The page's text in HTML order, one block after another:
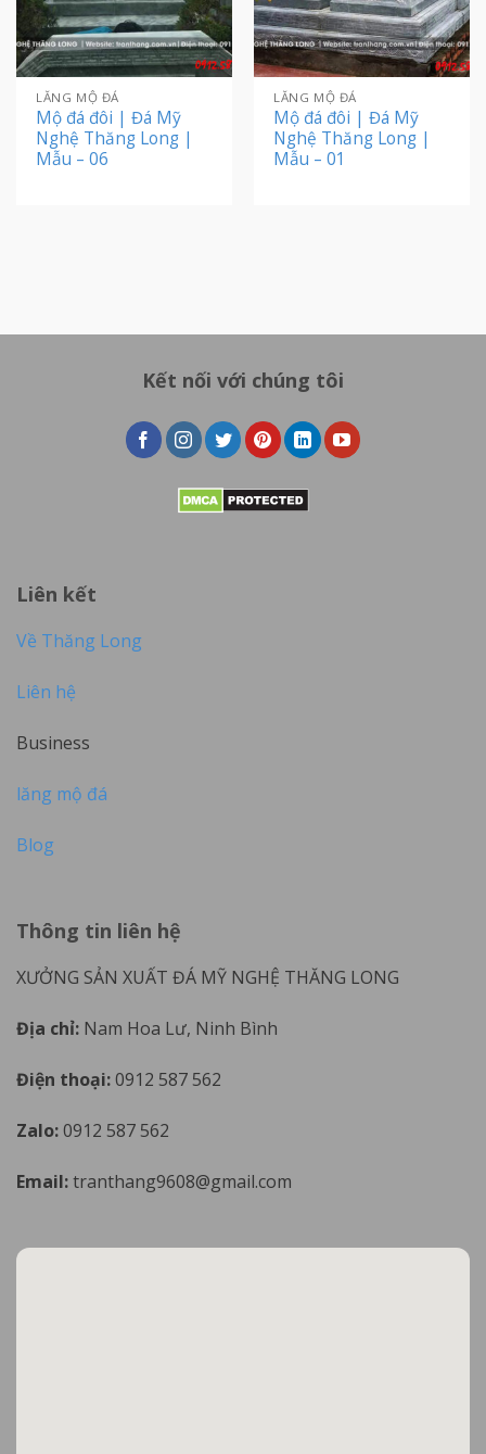
LĂNG MỘ ĐÁ
Mộ đá đôi | Đá Mỹ
Nghệ Thăng Long |
Mẫu – 06
LĂNG MỘ ĐÁ
Mộ đá đôi | Đá Mỹ
Nghệ Thăng Long |
Mẫu – 01
Kết nối với chúng tôi
Liên kết
Về Thăng Long
Liên hệ
Business
lăng mộ đá
Blog
Thông tin liên hệ
XƯỞNG SẢN XUẤT ĐÁ MỸ NGHỆ THĂNG LONG
Địa chỉ: Nam Hoa Lư, Ninh Bình
Điện thoại:0912 587 562
Zalo:0912 587 562
Email:tranthang9608@gmail.com